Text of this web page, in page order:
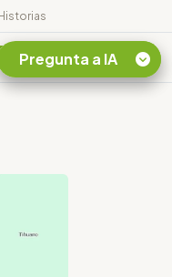
Pregunta a IA